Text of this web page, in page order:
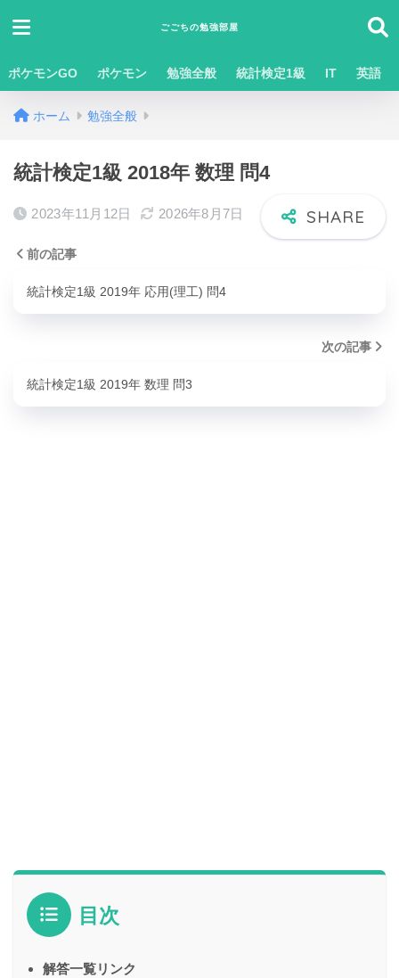
ごごちの勉強部屋
ポケモンGO ポケモン 勉強全般 統計検定1級 IT 英語
ホーム 勉強全般
統計検定1級 2018年 数理 問4
2023年11月12日 2026年8月7日
前の記事
統計検定1級 2019年 応用(理工) 問4
次の記事
統計検定1級 2019年 数理 問3
目次
解答一覧リンク